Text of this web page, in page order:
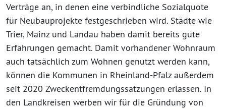
Verträge an, in denen eine verbindliche Sozialquote
für Neubauprojekte festgeschrieben wird. Städte wie
Trier, Mainz und Landau haben damit bereits gute
Erfahrungen gemacht. Damit vorhandener Wohnraum
auch tatsächlich zum Wohnen genutzt werden kann,
können die Kommunen in Rheinland-Pfalz außerdem
seit 2020 Zweckentfremdungssatzungen erlassen. In
den Landkreisen werben wir für die Gründung von